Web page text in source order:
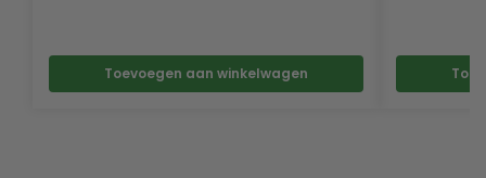
Toevoegen aan winkelwagen